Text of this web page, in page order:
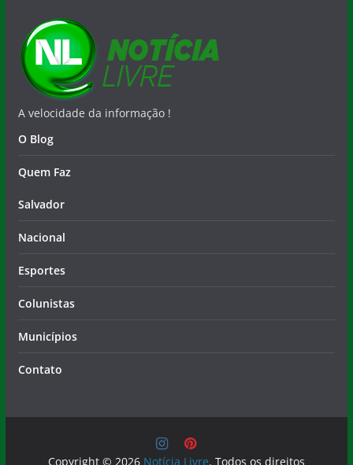
A velocidade da informação !
O Blog
Quem Faz
Salvador
Nacional
Esportes
Colunistas
Municípios
Contato
Copyright © 2026 Notícia Livre. Todos os direitos